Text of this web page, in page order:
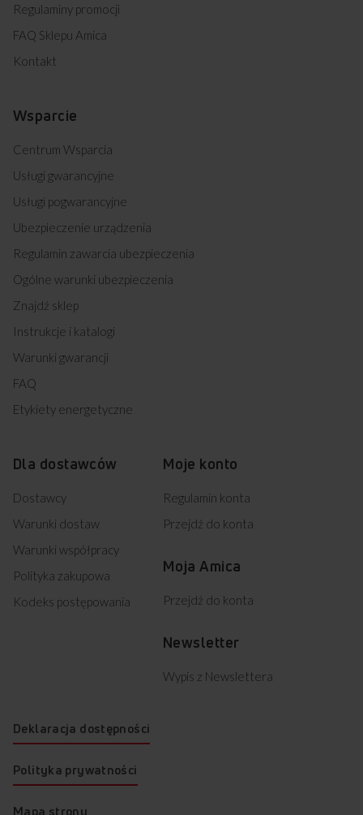
Regulaminy promocji
FAQ Sklepu Amica
Kontakt
Wsparcie
Centrum Wsparcia
Usługi gwarancyjne
Usługi pogwarancyjne
Ubezpieczenie urządzenia
Regulamin zawarcia ubezpieczenia
Ogólne warunki ubezpieczenia
Znajdź sklep
Instrukcje i katalogi
Warunki gwarancji
FAQ
Etykiety energetyczne
Dla dostawców
Dostawcy
Warunki dostaw
Warunki współpracy
Polityka zakupowa
Kodeks postępowania
Moje konto
Regulamin konta
Przejdź do konta
Moja Amica
Przejdź do konta
Newsletter
Wypis z Newslettera
Deklaracja dostępności
Polityka prywatności
Mapa strony